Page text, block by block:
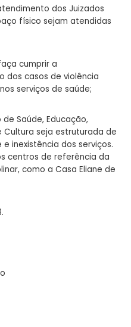
dos Juizados
físico sejam atendidas
cumprir a
dos casos de violência
nos serviços de saúde;
Saúde, Educação,
Cultura seja estruturada de
inexistência dos serviços.
centros de referência da
como a Casa Eliane de